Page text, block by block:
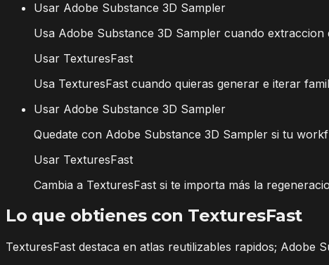
Usar Adobe Substance 3D Sampler
Usa Adobe Substance 3D Sampler cuando
Usar TexturesFast
Usa TexturesFast cuando quieras generar e iterar
Usar Adobe Substance 3D Sampler
Quedate con Adobe Substance 3D Sampler si tu
Usar TexturesFast
Cambia a TexturesFast si te importa más la
Lo que obtienes con TexturesFast
TexturesFast destaca en atlas reutilizables rapidos; Adobe